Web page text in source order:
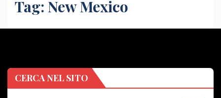
Tag: New Mexico
CERCA NEL SITO